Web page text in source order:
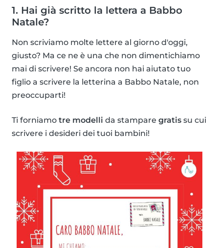
1. Hai già scritto la lettera a Babbo
Natale?
Non scriviamo molte lettere al giorno d'oggi,
giusto? Ma ce ne è una che non dimentichiamo
mai di scrivere! Se ancora non hai aiutato tuo
figlio a scrivere la letterina a Babbo Natale, non
preoccuparti!
Ti forniamo tre modelli da stampare gratis su cui
scrivere i desideri dei tuoi bambini!